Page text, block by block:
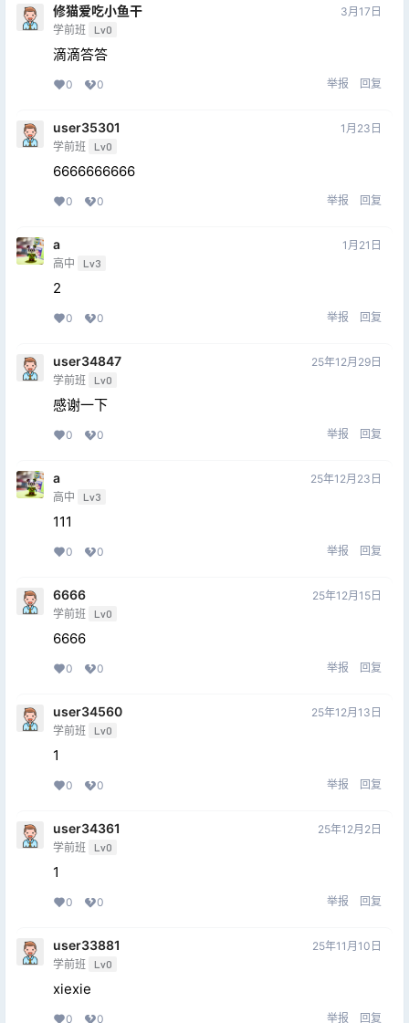
修猫爱吃小鱼干
学前班 Lv0
3月17日
滴滴答答
0 0 举报 回复
user35301
学前班 Lv0
1月23日
6666666666
0 0 举报 回复
a
高中 Lv3
1月21日
2
0 0 举报 回复
user34847
学前班 Lv0
25年12月29日
感谢一下
0 0 举报 回复
a
高中 Lv3
25年12月23日
111
0 0 举报 回复
6666
学前班 Lv0
25年12月15日
6666
0 0 举报 回复
user34560
学前班 Lv0
25年12月13日
1
0 0 举报 回复
user34361
学前班 Lv0
25年12月2日
1
0 0 举报 回复
user33881
学前班 Lv0
25年11月10日
xiexie
0 0 举报 回复